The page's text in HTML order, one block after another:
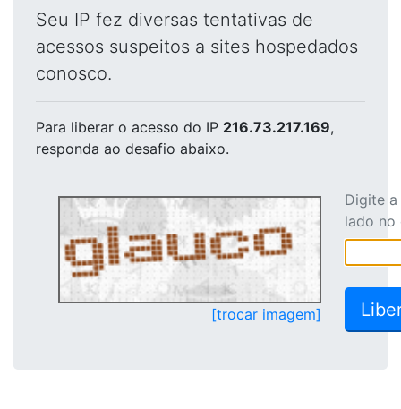
Seu IP fez diversas tentativas de
acessos suspeitos a sites hospedados
conosco.
Para liberar o acesso do IP 216.73.217.169,
responda ao desafio abaixo.
[trocar imagem]
Digite
lado no